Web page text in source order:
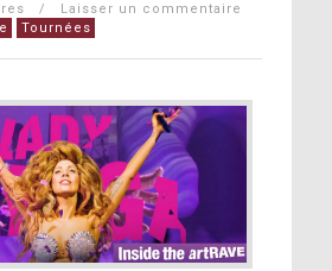
/ Laisser un commentaire
Tournées